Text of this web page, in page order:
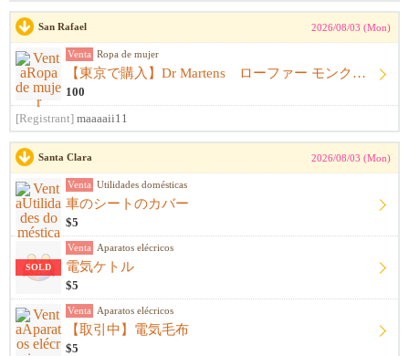
San Rafael 2026/08/03 (Mon)
Venta Ropa de mujer
【東京で購入】Dr Martens ローファー モンクストラップ 黒 サイズ23.5cm〜24.0cm ドクターマーチン
100
[Registrant] maaaaii11
Santa Clara 2026/08/03 (Mon)
Venta Utilidades domésticas
車のシートのカバー
$5
SOLD
Venta Aparatos elécricos
電気ケトル
$5
Venta Aparatos elécricos
【取引中】電気毛布
$5